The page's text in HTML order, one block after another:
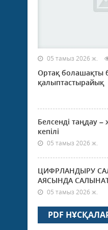
05 тамыз 2026 ж.
Ортақ болашақты
қалыптастырайық
Белсенді таңдау
кепілі
05 тамыз 2026 ж.
ЦИФРЛАНДЫРУ
АЯСЫНДА
05 тамыз 2026 ж.
PDF